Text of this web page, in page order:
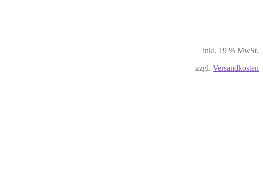
inkl. 19 % MwSt.
zzgl. Versandkosten